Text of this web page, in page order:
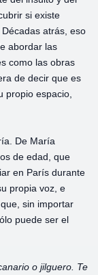
si existe
atrás, eso
abordar las
como las obras
de decir que es
propio espacio,
De María
de edad, que
en París durante
propia voz, e
sin importar
puede ser el
o jilguero. Te